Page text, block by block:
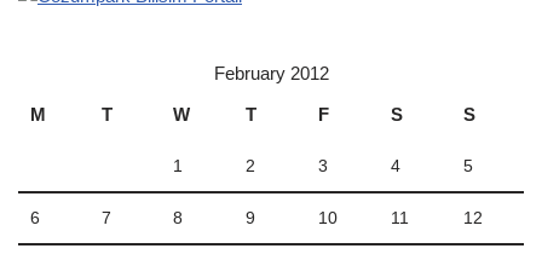
February 2012
M
T W T F S S
1 2 3 4 5
6 7 8 9 10 11 12